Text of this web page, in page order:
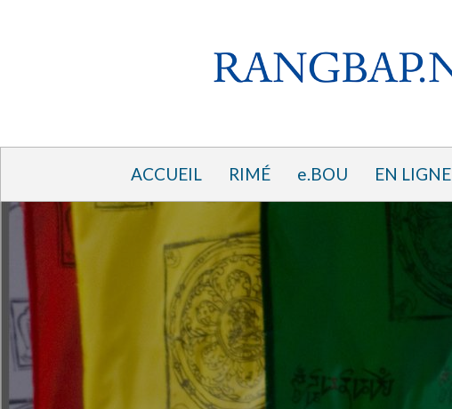
ACCUEIL RIMÉ e.BOU EN LIGNE